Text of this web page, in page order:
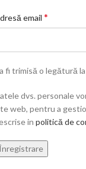
email *
fi trimisă o legătură
dvs. personale
web, pentru a
in politică de